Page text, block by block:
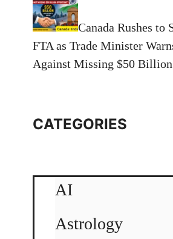
Canada Rushes to
FTA as Trade Minister
Against Missing $50
CATEGORIES
AI
Astrology